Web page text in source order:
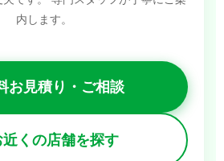
内します。
お見積り・ご相談
くの店舗を探す